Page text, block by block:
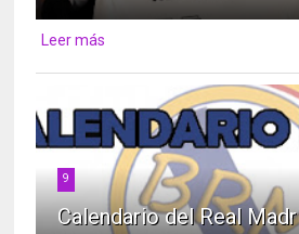
Leer más
9
Calendario del Real